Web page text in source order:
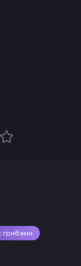
грибами